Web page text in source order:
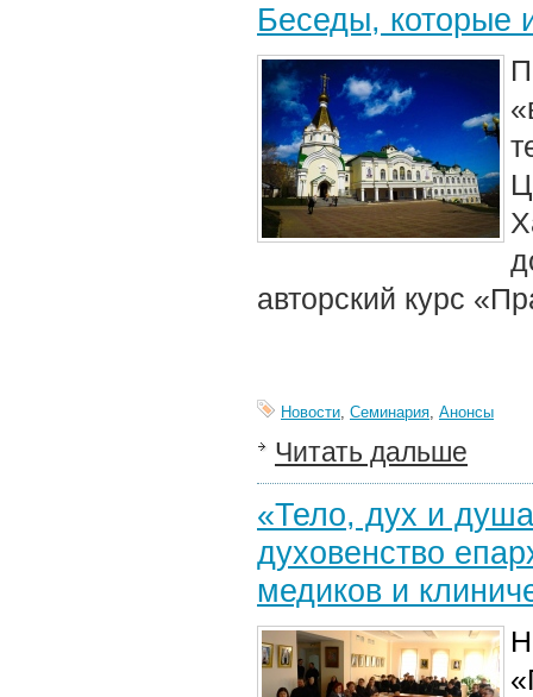
Беседы, которые
авторский курс
Новости, Семинария, Анонсы
Читать дальше
«Тело, дух и
духовенство
медиков и